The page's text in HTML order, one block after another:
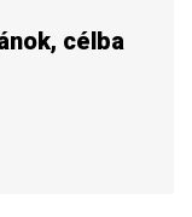
célba